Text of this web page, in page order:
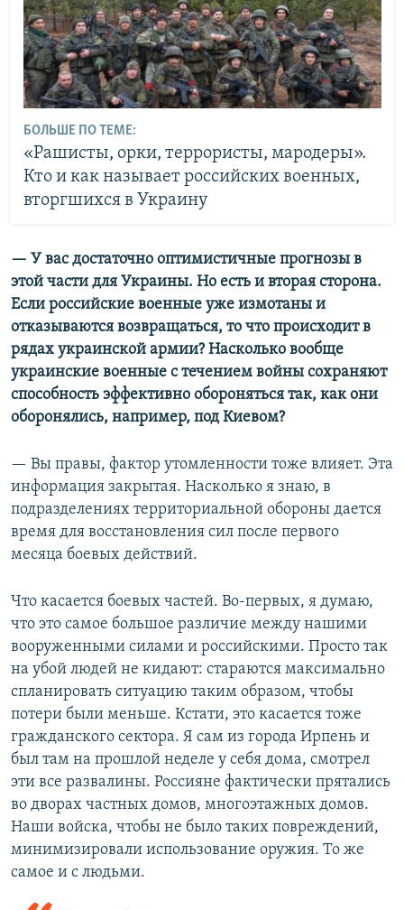
БОЛЬШЕ ПО ТЕМЕ:
«Рашисты, орки, террористы, мародеры».
Кто и как называет российских военных,
вторгшихся в Украину
— У вас достаточно оптимистичные прогнозы в
этой части для Украины. Но есть и вторая сторона.
Если российские военные уже измотаны и
отказываются возвращаться, то что происходит в
рядах украинской армии? Насколько вообще
украинские военные с течением войны сохраняют
способность эффективно обороняться так, как они
оборонялись, например, под Киевом?
— Вы правы, фактор утомленности тоже влияет. Эта
информация закрытая. Насколько я знаю, в
подразделениях территориальной обороны дается
время для восстановления сил после первого
месяца боевых действий.
Что касается боевых частей. Во-первых, я думаю,
что это самое большое различие между нашими
вооруженными силами и российскими. Просто так
на убой людей не кидают: стараются максимально
спланировать ситуацию таким образом, чтобы
потери были меньше. Кстати, это касается тоже
гражданского сектора. Я сам из города Ирпень и
был там на прошлой неделе у себя дома, смотрел
эти все развалины. Россияне фактически прятались
во дворах частных домов, многоэтажных домов.
Наши войска, чтобы не было таких повреждений,
минимизировали использование оружия. То же
самое и с людьми.